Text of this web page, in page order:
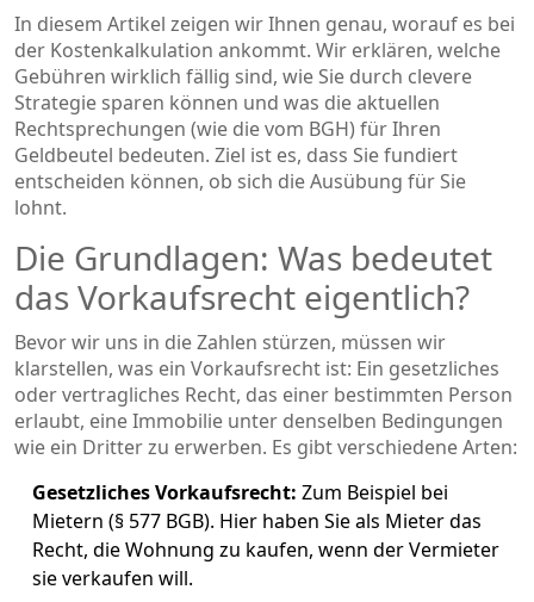
In diesem Artikel zeigen wir Ihnen genau, worauf es bei
der Kostenkalkulation ankommt. Wir erklären, welche
Gebühren wirklich fällig sind, wie Sie durch clevere
Strategie sparen können und was die aktuellen
Rechtsprechungen (wie die vom BGH) für Ihren
Geldbeutel bedeuten. Ziel ist es, dass Sie fundiert
entscheiden können, ob sich die Ausübung für Sie
lohnt.
Die Grundlagen: Was bedeutet
das Vorkaufsrecht eigentlich?
Bevor wir uns in die Zahlen stürzen, müssen wir
klarstellen, was ein Vorkaufsrecht ist: Ein gesetzliches
oder vertragliches Recht, das einer bestimmten Person
erlaubt, eine Immobilie unter denselben Bedingungen
wie ein Dritter zu erwerben. Es gibt verschiedene Arten:
Gesetzliches Vorkaufsrecht: Zum Beispiel bei
Mietern (§ 577 BGB). Hier haben Sie als Mieter das
Recht, die Wohnung zu kaufen, wenn der Vermieter
sie verkaufen will.